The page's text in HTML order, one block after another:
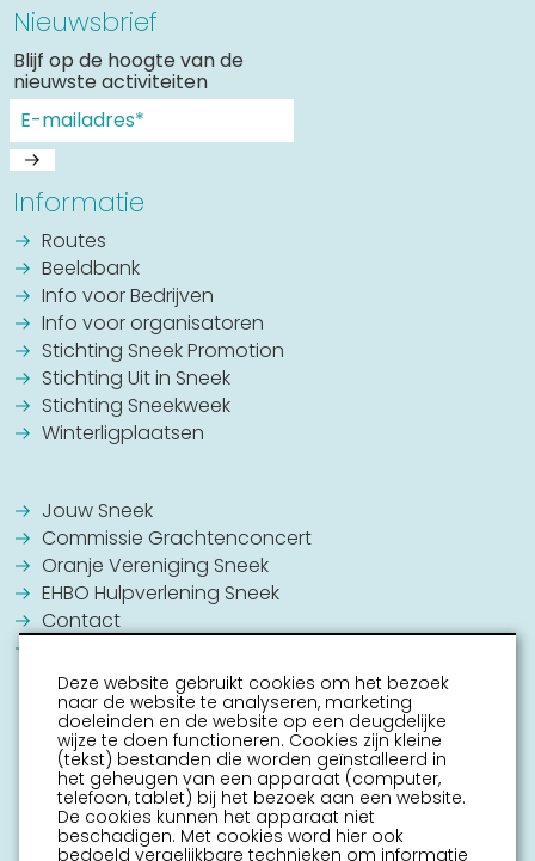
Nieuwsbrief
Blijf op de hoogte van de
nieuwste activiteiten
Informatie
Routes
Beeldbank
Info voor Bedrijven
Info voor organisatoren
Stichting Sneek Promotion
Stichting Uit in Sneek
Stichting Sneekweek
Winterligplaatsen
Jouw Sneek
Commissie Grachtenconcert
Oranje Vereniging Sneek
EHBO Hulpverlening Sneek
Contact
Deze website gebruikt cookies om het bezoek
naar de website te analyseren, marketing
doeleinden en de website op een deugdelijke
wijze te doen functioneren. Cookies zijn kleine
(tekst) bestanden die worden geïnstalleerd in
het geheugen van een apparaat (computer,
telefoon, tablet) bij het bezoek aan een website.
De cookies kunnen het apparaat niet
beschadigen. Met cookies word hier ook
bedoeld vergelijkbare technieken om informatie